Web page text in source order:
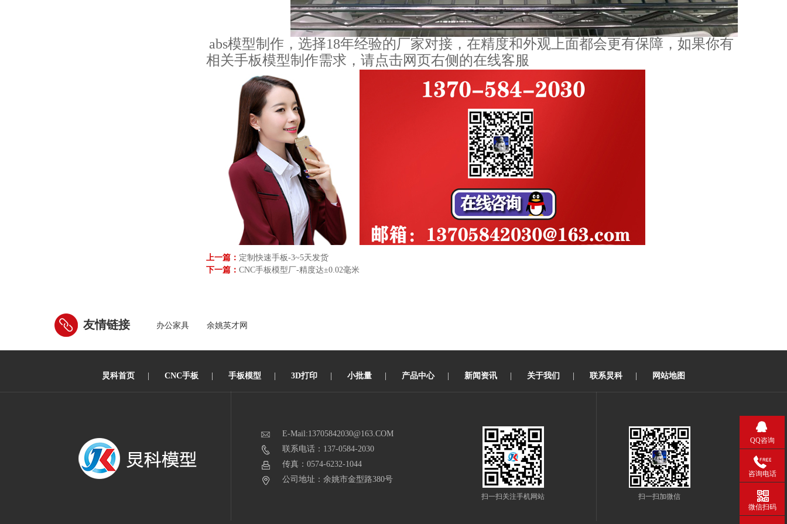
abs模型制作，选择18年经验的厂家对接，在精度和外观上面都会更有保障，如果你有
相关手板模型制作需求，请点击网页右侧的在线客服
上一篇： 定制快速手板-3~5天发货
下一篇： CNC手板模型厂-精度达±0.02毫米
友情链接 办公家具 余姚英才网
炅科首页 CNC手板 手板模型 3D打印 小批量 产品中心 新闻资讯 关于我们 联系炅科 网站地图
E-Mail:13705842030@163.COM
联系电话：137-0584-2030
传真：0574-6232-1044
公司地址：余姚市金型路380号
扫一扫关注手机网站 扫一扫加微信
QQ咨询
咨询电话
微信扫码